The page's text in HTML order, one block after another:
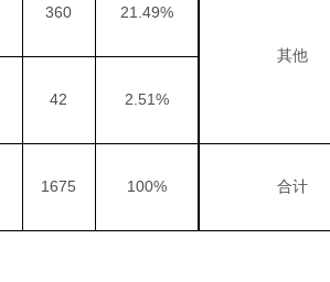
360 21.49%
其他
42 2.51%
1675 100% 合计